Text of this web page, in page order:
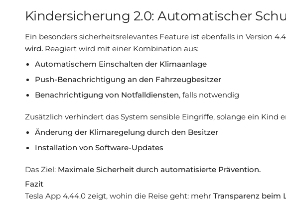
Kindersicherung 2.0: Automatischer
Ein besonders sicherheitsrelevantes Feature ist ebenfalls in Version
wird. Reagiert wird mit einer Kombination aus:
Automatischem Einschalten der Klimaanlage
Push-Benachrichtigung an den Fahrzeugbesitzer
Benachrichtigung von Notfalldiensten, falls notwendig
Zusätzlich verhindert das System sensible Eingriffe, solange ein Kind
Änderung der Klimaregelung durch den Besitzer
Installation von Software-Updates
Das Ziel: Maximale Sicherheit durch automatisierte Prävention.
Fazit
Tesla App 4.44.0 zeigt, wohin die Reise geht: mehrTransparenz beim